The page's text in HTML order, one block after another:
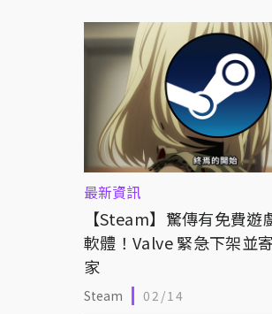
最新資訊
【Steam】驚傳有免費遊
軟體！Valve 緊急下架並
家
Steam 02/14